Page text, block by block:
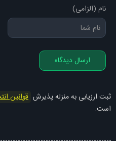
نام (الزامی)
ارسال دیدگاه
ثبت ارزیابی به منزله پذیرش قوانین
است.